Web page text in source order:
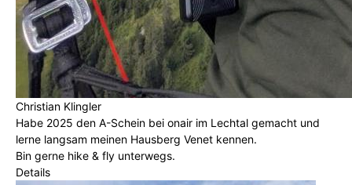
Christian Klingler
Habe 2025 den A-Schein bei onair im Lechtal gemacht und
lerne langsam meinen Hausberg Venet kennen.
Bin gerne hike & fly unterwegs.
Details